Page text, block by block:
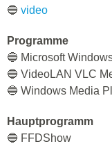
🔵 video
Programme
🔵 Microsoft
🔵 VideoLAN VLC
🔵 Windows Media
Hauptprogramm
🔵 FFDShow